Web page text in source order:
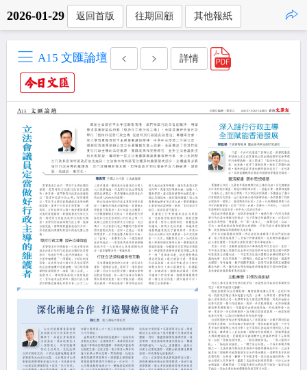
2026-01-29 返回首版 往期回顧 其他報紙
A15 文匯論壇 詳情
點擊複製